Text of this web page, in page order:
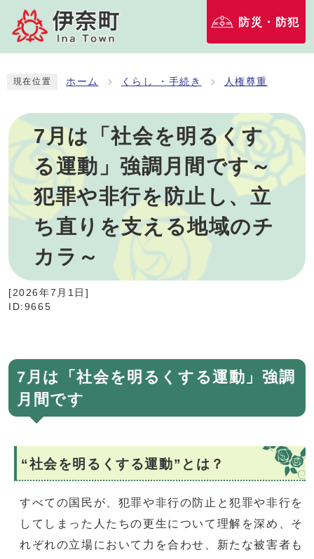
防災・防犯
現在位置 ホーム くらし ・手続き 人権尊重
7月は「社会を明るくす
る運動」強調月間です～
犯罪や非行を防止し、立
ち直りを支える地域のチ
カラ～
[2026年7月1日]
ID:9665
7月は「社会を明るくする運動」強調
月間です
“社会を明るくする運動”とは？
すべての国民が、犯罪や非行の防止と犯罪や非行を
してしまった人たちの更生について理解を深め、そ
れぞれの立場において力を合わせ、新たな被害者も